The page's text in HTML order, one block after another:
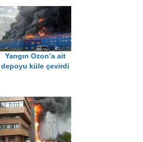
Yangın Ozon’a ait
depoyu küle çevirdi